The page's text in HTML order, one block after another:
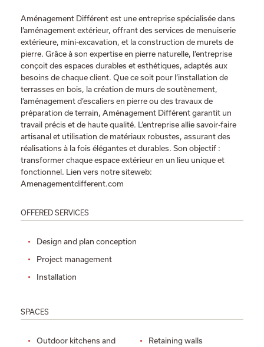
Aménagement Différent est une entreprise spécialisée dans
l’aménagement extérieur, offrant des services de menuiserie
extérieure, mini-excavation, et la construction de murets de
pierre. Grâce à son expertise en pierre naturelle, l’entreprise
conçoit des espaces durables et esthétiques, adaptés aux
besoins de chaque client. Que ce soit pour l’installation de
terrasses en bois, la création de murs de soutènement,
l’aménagement d’escaliers en pierre ou des travaux de
préparation de terrain, Aménagement Différent garantit un
travail précis et de haute qualité. L’entreprise allie savoir-faire
artisanal et utilisation de matériaux robustes, assurant des
réalisations à la fois élégantes et durables. Son objectif :
transformer chaque espace extérieur en un lieu unique et
fonctionnel. Lien vers notre siteweb:
Amenagementdifferent.com
OFFERED SERVICES
Design and plan conception
Project management
Installation
SPACES
Outdoor kitchens and
Retaining walls